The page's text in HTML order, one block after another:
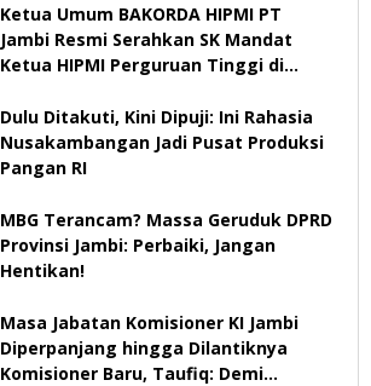
Ketua Umum BAKORDA HIPMI PT
Jambi Resmi Serahkan SK Mandat
Ketua HIPMI Perguruan Tinggi di
Dulu Ditakuti, Kini Dipuji: Ini Rahasia
Nusakambangan Jadi Pusat Produksi
Pangan RI
MBG Terancam? Massa Geruduk DPRD
Provinsi Jambi: Perbaiki, Jangan
Hentikan!
Masa Jabatan Komisioner KI Jambi
Diperpanjang hingga Dilantiknya
Komisioner Baru, Taufiq: Demi